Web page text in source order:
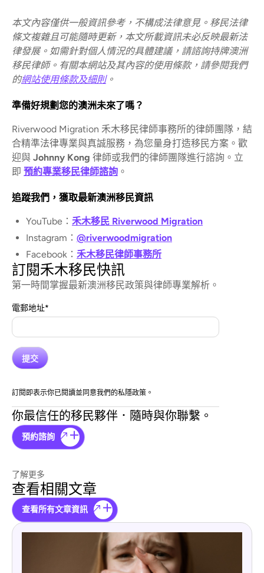
訂閱禾木移民快訊
第一時間掌握最新澳洲移民政策與律師專業解析。
電郵地址*
訂閱即表示你已閱讀並同意我們的私隱政策。
你最信任的移民夥伴．隨時與你聯繫。
預約諮詢
本文內容僅供一般資訊參考，不構成法律意見。移民法律
條文複雜且可能隨時更新，本文所載資訊未必反映最新法
律發展。如需針對個人情況的具體建議，請諮詢持牌澳洲
移民律師。有關本網站及其內容的使用條款，請參閱我們
的網站使用條款及細則。
準備好規劃您的澳洲未來了嗎？
Riverwood Migration 禾木移民律師事務所的律師團隊，結
合精準法律專業與真誠服務，為您量身打造移民方案。歡
迎與 Johnny Kong 律師或我們的律師團隊進行諮詢。立
即 預約專業移民律師諮詢 。
追蹤我們，獲取最新澳洲移民資訊
YouTube： 禾木移民 Riverwood Migration
Instagram： @riverwoodmigration
Facebook： 禾木移民律師事務所
了解更多
查看相關文章
查看所有文章資訊